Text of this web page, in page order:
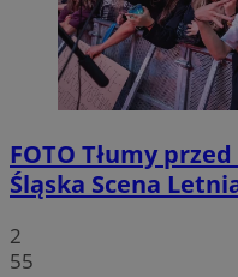
FOTO Tłumy
Śląska Scena
2
55